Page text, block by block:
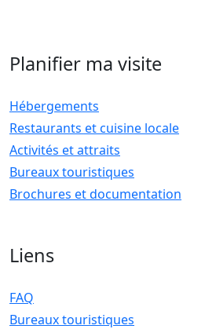
Planifier ma visite
Hébergements
Restaurants et cuisine locale
Activités et attraits
Bureaux touristiques
Brochures et documentation
Liens
FAQ
Bureaux touristiques